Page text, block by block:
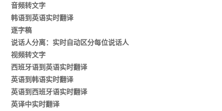
音频转文字
韩语到英语实时翻译
逐字稿
说话人分离：实时自动区分每位说话人
视频转文字
西班牙语到英语实时翻译
英语到韩语实时翻译
英语到西班牙语实时翻译
英译中实时翻译